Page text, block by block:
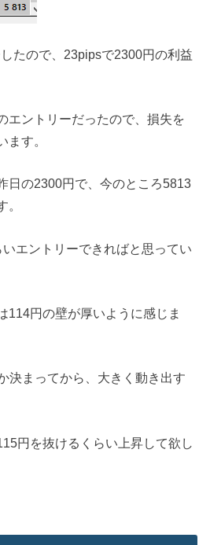
たので、23pipsで2300円の利益
エントリーだったので、損失を
ます。
日の2300円で、今のところ5813
。
エントリーできればと思ってい
114円の壁が厚いように感じま
決まってから、大きく動き出す
円を抜けるくらい上昇して欲し